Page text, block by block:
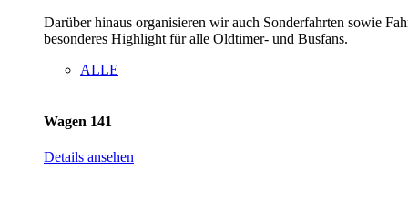
Darüber hinaus organisieren wir auch Sonderfahrten sowie
besonderes Highlight für alle Oldtimer- und Busfans.
ALLE
Wagen 141
Details ansehen